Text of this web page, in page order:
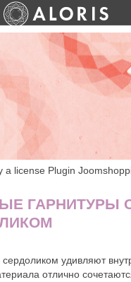
a license Plugin
ГАРНИТУРЫ
удивляют
отлично